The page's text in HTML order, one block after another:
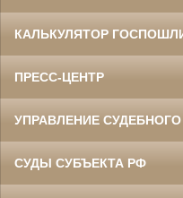
КАЛЬКУЛЯТОР
ПРЕСС-ЦЕНТР
УПРАВЛЕНИЕ
СУДЫ СУБЪЕКТА РФ